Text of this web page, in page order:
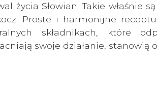
życia Słowian. Takie właśnie
Proste i harmonijne
składnikach, które
swoje działanie, stanowią